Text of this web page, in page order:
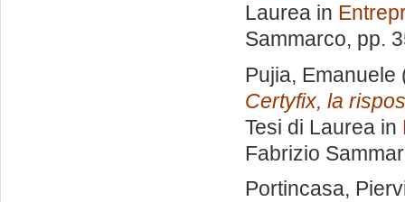
Laurea in
Sammarco, pp.
Pujia, Emanuele
Certyfix, la
Tesi di Laurea in
Fabrizio
Portincasa,